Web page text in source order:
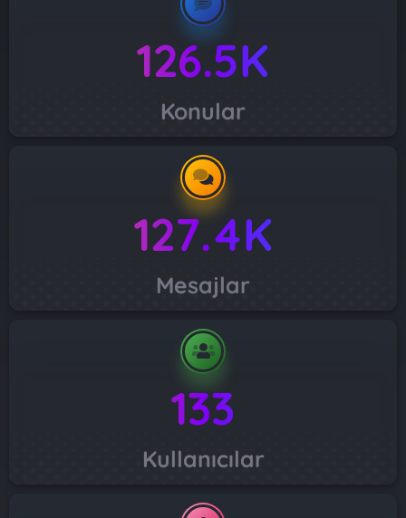
126.5K
Konular
127.4K
Mesajlar
133
Kullanıcılar